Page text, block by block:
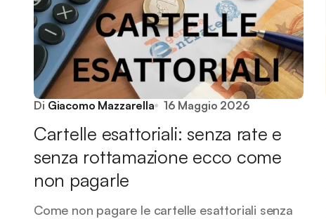
Di Giacomo Mazzarella 16 Maggio 2026
Cartelle esattoriali: senza rate e
senza rottamazione ecco come
non pagarle
Come non pagare le cartelle esattoriali senza